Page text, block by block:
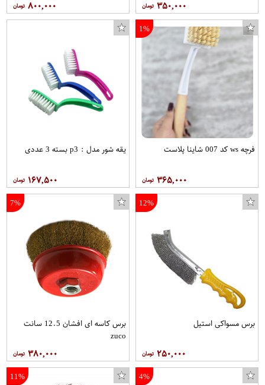
۳۵۰,۰۰۰ ۸۰۰,۰۰۰
1%
فرچه ws کد 007 شاینا پلاست
۳۶۵,۰۰۰
یقه شور مدل : p3 بسته 3 عددی
۱۶۷,۵۰۰
12%
برس مسواکی استیل
۲۵۰,۰۰۰
7%
برس کاسه ای افشان 12.5 سانت
zuco
۳۸۰,۰۰۰
4%
11%